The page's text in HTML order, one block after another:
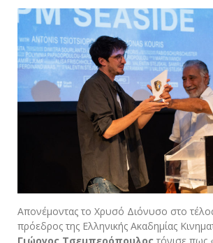
Απονέμοντας το Χρυσό Διόνυσο στο
πρόεδρος της Ελληνικής Ακαδημίας